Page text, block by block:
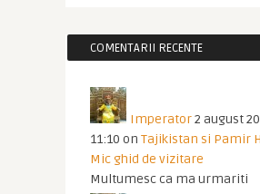
COMENTARII RECENTE
Imperator2 august
11:10 on Tajikistan si Pamir
Mic ghid de vizitare
Multumesc ca ma urmariti